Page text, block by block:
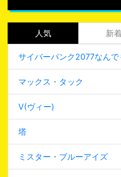
人気 新着
サイバーパンク2077なんで
マックス・タック
V(ヴィー)
塔
ミスター・ブルーアイズ